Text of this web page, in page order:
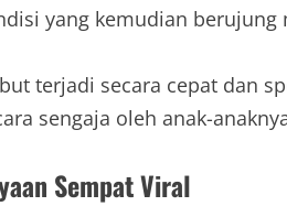
yang kemudian berujung
terjadi secara cepat dan
sengaja oleh anak-
Sempat Viral